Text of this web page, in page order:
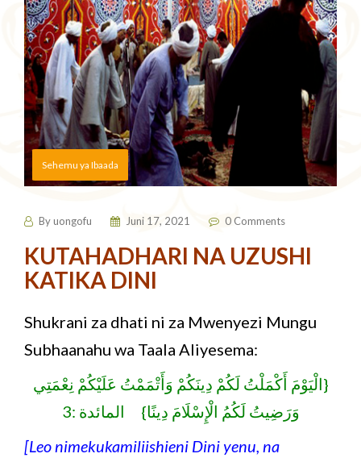
Sehemu ya Ibaada
Byuongofu Juni 17, 2021 0 Comments
KUTAHADHARI NA UZUSHI
KATIKA DINI
Shukrani za dhati ni za Mwenyezi Mungu
Subhaanahu wa Taala Aliyesema:
{الْيَوْمَ أَكْمَلْتُ لَكُمْ دِينَكُمْ وَأَتْمَمْتُ عَلَيْكُمْ نِعْمَتِي
وَرَضِيتُ لَكُمُ الْإِسْلَامَ دِينًا} المائدة :3
[Leo nimekukamiliishieni Dini yenu, na